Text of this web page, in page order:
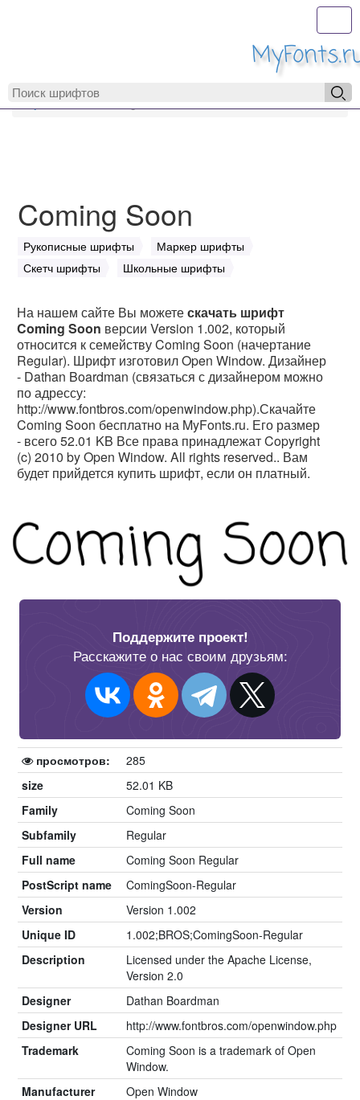
MyFonts.ru
Coming Soon
Рукописные шрифты
Маркер шрифты
Скетч шрифты
Школьные шрифты
На нашем сайте Вы можетескачать шрифт
Coming Soon версии Version 1.002, который
относится к семейству Coming Soon (начертание
Regular). Шрифт изготовил Open Window. Дизайнер
- Dathan Boardman (связаться с дизайнером можно
по адрессу:
http://www.fontbros.com/openwindow.php).Скачайте
Coming Soon бесплатно на MyFonts.ru. Его размер
- всего 52.01 KB Все права принадлежат Copyright
(c) 2010 by Open Window. All rights reserved.. Вам
будет прийдется купить шрифт, если он платный.
Поддержите проект!
Расскажите о нас своим друзьям:
просмотров:
285
size
52.01 KB
Family
Coming Soon
Subfamily
Regular
Full name
Coming Soon Regular
PostScript name
ComingSoon-Regular
Version
Version 1.002
Unique ID
1.002;BROS;ComingSoon-Regular
Description
Licensed under the Apache License,
Version 2.0
Designer
Dathan Boardman
Designer URL
http://www.fontbros.com/openwindow.php
Trademark
Coming Soon is a trademark of Open
Window.
Manufacturer
Open Window